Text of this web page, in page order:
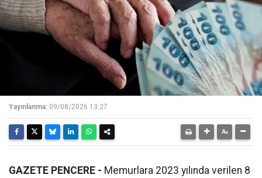
Yayınlanma: 09/08/2026 13:27
GAZETE PENCERE - Memurlara 2023 yılında verilen 8